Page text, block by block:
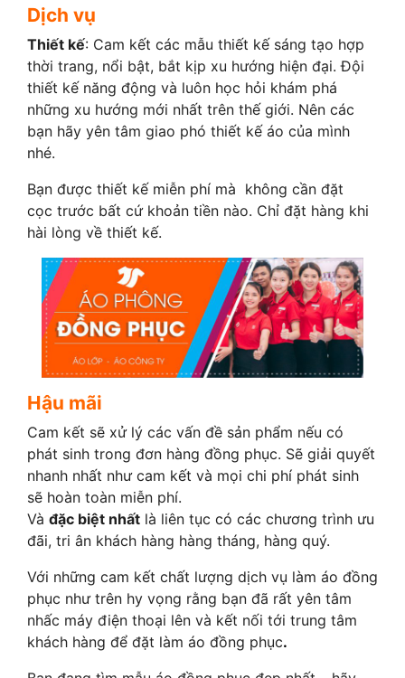
Dịch vụ
Thiết kế: Cam kết các mẫu thiết kế sáng tạo hợp
thời trang, nổi bật, bắt kịp xu hướng hiện đại. Đội
thiết kế năng động và luôn học hỏi khám phá
những xu hướng mới nhất trên thế giới. Nên các
bạn hãy yên tâm giao phó thiết kế áo của mình
nhé.
Bạn được thiết kế miễn phí mà không cần đặt
cọc trước bất cứ khoản tiền nào. Chỉ đặt hàng khi
hài lòng về thiết kế.
Hậu mãi
Cam kết sẽ xử lý các vấn đề sản phẩm nếu có
phát sinh trong đơn hàng đồng phục. Sẽ giải quyết
nhanh nhất như cam kết và mọi chi phí phát sinh
sẽ hoàn toàn miễn phí.
Và đặc biệt nhất là liên tục có các chương trình ưu
đãi, tri ân khách hàng hàng tháng, hàng quý.
Với những cam kết chất lượng dịch vụ làm áo đồng
phục như trên hy vọng rằng bạn đã rất yên tâm
nhấc máy điện thoại lên và kết nối tới trung tâm
khách hàng để đặt làm áo đồng phục.